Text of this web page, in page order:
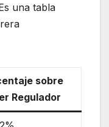
una tabla
sobre
Regulador